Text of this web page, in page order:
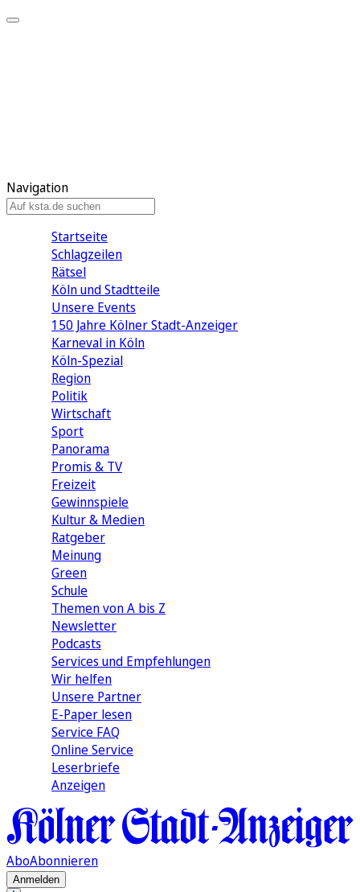
Navigation
Startseite
Schlagzeilen
Rätsel
Köln und Stadtteile
Unsere Events
150 Jahre Kölner Stadt-Anzeiger
Karneval in Köln
Köln-Spezial
Region
Politik
Wirtschaft
Sport
Panorama
Promis & TV
Freizeit
Gewinnspiele
Kultur & Medien
Ratgeber
Meinung
Green
Schule
Themen von A bis Z
Newsletter
Podcasts
Services und Empfehlungen
Wir helfen
Unsere Partner
E-Paper lesen
Service FAQ
Online Service
Leserbriefe
Anzeigen
AboAbonnieren
Anmelden